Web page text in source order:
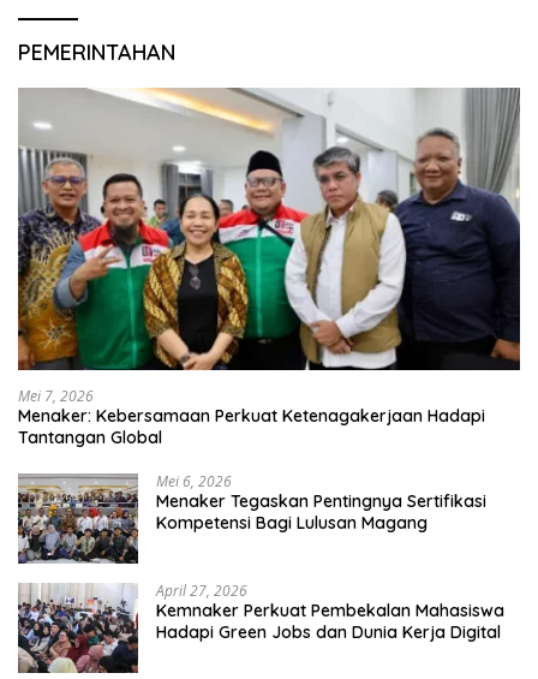
PEMERINTAHAN
Mei 7, 2026
Menaker: Kebersamaan Perkuat Ketenagakerjaan Hadapi
Tantangan Global
Mei 6, 2026
Menaker Tegaskan Pentingnya Sertifikasi
Kompetensi Bagi Lulusan Magang
April 27, 2026
Kemnaker Perkuat Pembekalan Mahasiswa
Hadapi Green Jobs dan Dunia Kerja Digital